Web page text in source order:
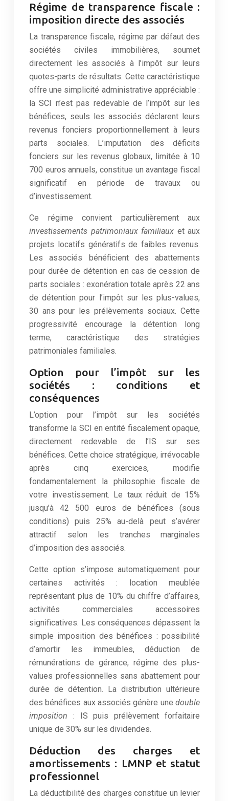
Régime de transparence fiscale :
imposition directe des associés
La transparence fiscale, régime par défaut des
sociétés civiles immobilières, soumet
directement les associés à l’impôt sur leurs
quotes-parts de résultats. Cette caractéristique
offre une simplicité administrative appréciable :
la SCI n’est pas redevable de l’impôt sur les
bénéfices, seuls les associés déclarent leurs
revenus fonciers proportionnellement à leurs
parts sociales. L’imputation des déficits
fonciers sur les revenus globaux, limitée à 10
700 euros annuels, constitue un avantage fiscal
significatif en période de travaux ou
d’investissement.
Ce régime convient particulièrement aux
investissements patrimoniaux familiaux et aux
projets locatifs génératifs de faibles revenus.
Les associés bénéficient des abattements
pour durée de détention en cas de cession de
parts sociales : exonération totale après 22 ans
de détention pour l’impôt sur les plus-values,
30 ans pour les prélèvements sociaux. Cette
progressivité encourage la détention long
terme, caractéristique des stratégies
patrimoniales familiales.
Option pour l’impôt sur les
sociétés : conditions et
conséquences
L’option pour l’impôt sur les sociétés
transforme la SCI en entité fiscalement opaque,
directement redevable de l’IS sur ses
bénéfices. Cette choice stratégique, irrévocable
après cinq exercices, modifie
fondamentalement la philosophie fiscale de
votre investissement. Le taux réduit de 15%
jusqu’à 42 500 euros de bénéfices (sous
conditions) puis 25% au-delà peut s’avérer
attractif selon les tranches marginales
d’imposition des associés.
Cette option s’impose automatiquement pour
certaines activités : location meublée
représentant plus de 10% du chiffre d’affaires,
activités commerciales accessoires
significatives. Les conséquences dépassent la
simple imposition des bénéfices : possibilité
d’amortir les immeubles, déduction de
rémunérations de gérance, régime des plus-
values professionnelles sans abattement pour
durée de détention. La distribution ultérieure
des bénéfices aux associés génère une double
imposition : IS puis prélèvement forfaitaire
unique de 30% sur les dividendes.
Déduction des charges et
amortissements : LMNP et statut
professionnel
La déductibilité des charges constitue un levier